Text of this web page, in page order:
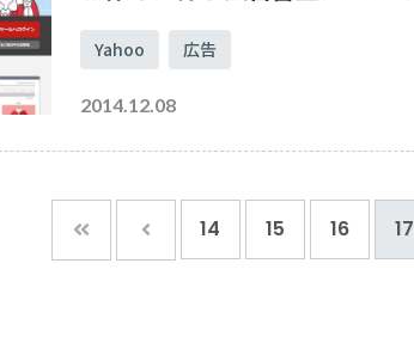
Yahoo 広告
2014.12.08
14 15 16 17